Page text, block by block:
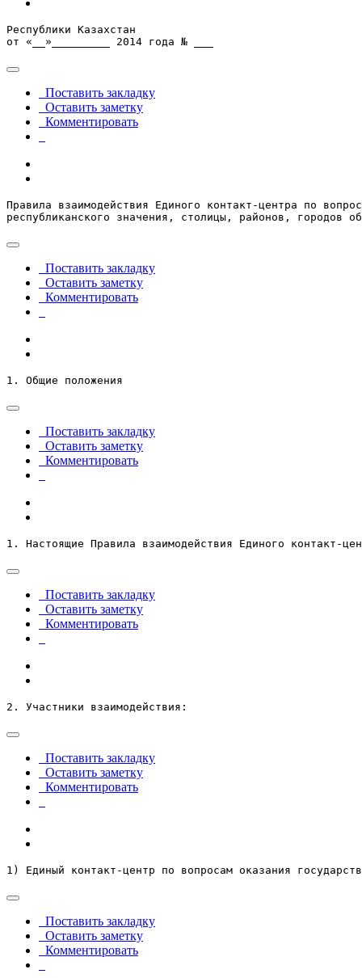
Республики Казахстан
от «__»_________ 2014 года № ___
Поставить закладку
Оставить заметку
Комментировать
Правила взаимодействия Единого контакт-центра по
республиканского значения, столицы, районов, городов
Поставить закладку
Оставить заметку
Комментировать
1. Общие положения
Поставить закладку
Оставить заметку
Комментировать
1. Настоящие Правила взаимодействия Единого контакт-
Поставить закладку
Оставить заметку
Комментировать
2. Участники взаимодействия:
Поставить закладку
Оставить заметку
Комментировать
1) Единый контакт-центр по вопросам оказания
Поставить закладку
Оставить заметку
Комментировать